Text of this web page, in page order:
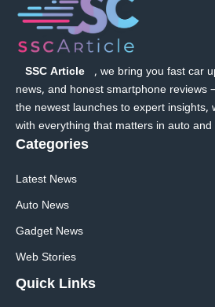
SSC Article
, we bring you fast car
news, and honest smartphone reviews
the newest launches to expert insights,
with everything that matters in auto and
Categories
Latest News
Auto News
Gadget News
Web Stories
Quick Links